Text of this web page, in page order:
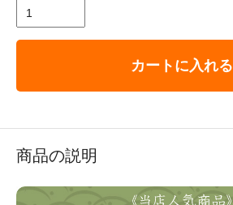
カートに入れる
商品の説明